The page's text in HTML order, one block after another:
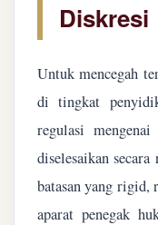
Diskresi
Untuk mencegah
di tingkat
regulasi
diselesaikan
batasan yang rigid,
aparat penegak